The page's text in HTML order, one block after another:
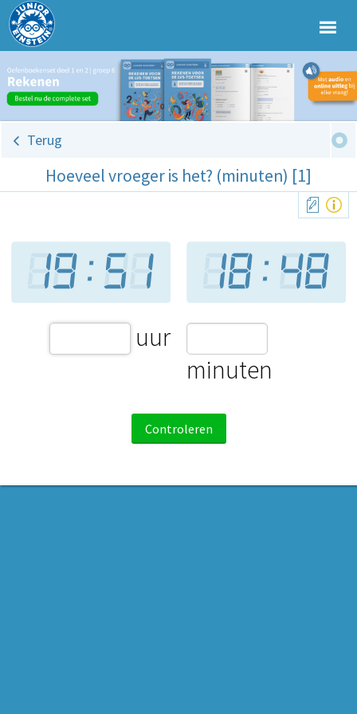
Terug
Hoeveel vroeger is het? (minuten) [1]
uur
minuten